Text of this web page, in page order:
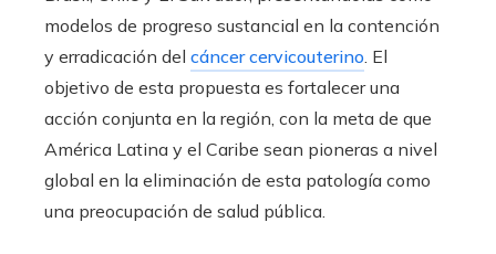
modelos de progreso sustancial en la contención
y erradicación del cáncer cervicouterino. El
objetivo de esta propuesta es fortalecer una
acción conjunta en la región, con la meta de que
América Latina y el Caribe sean pioneras a nivel
global en la eliminación de esta patología como
una preocupación de salud pública.